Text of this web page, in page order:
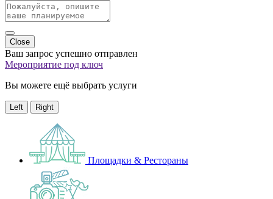
Close
Ваш запрос успешно отправлен
Мероприятие под ключ
Вы можете ещё выбрать услуги
Left Right
Площадки & Рестораны